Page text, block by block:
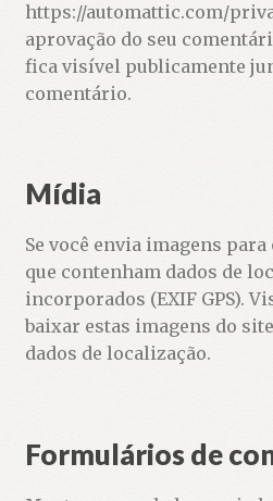
https://automattic.com/
aprovação do seu
fica visível publicamente
comentário.
Mídia
Se você envia imagens
que contenham dados de
incorporados (EXIF GPS).
baixar estas imagens do
dados de localização.
Formulários de